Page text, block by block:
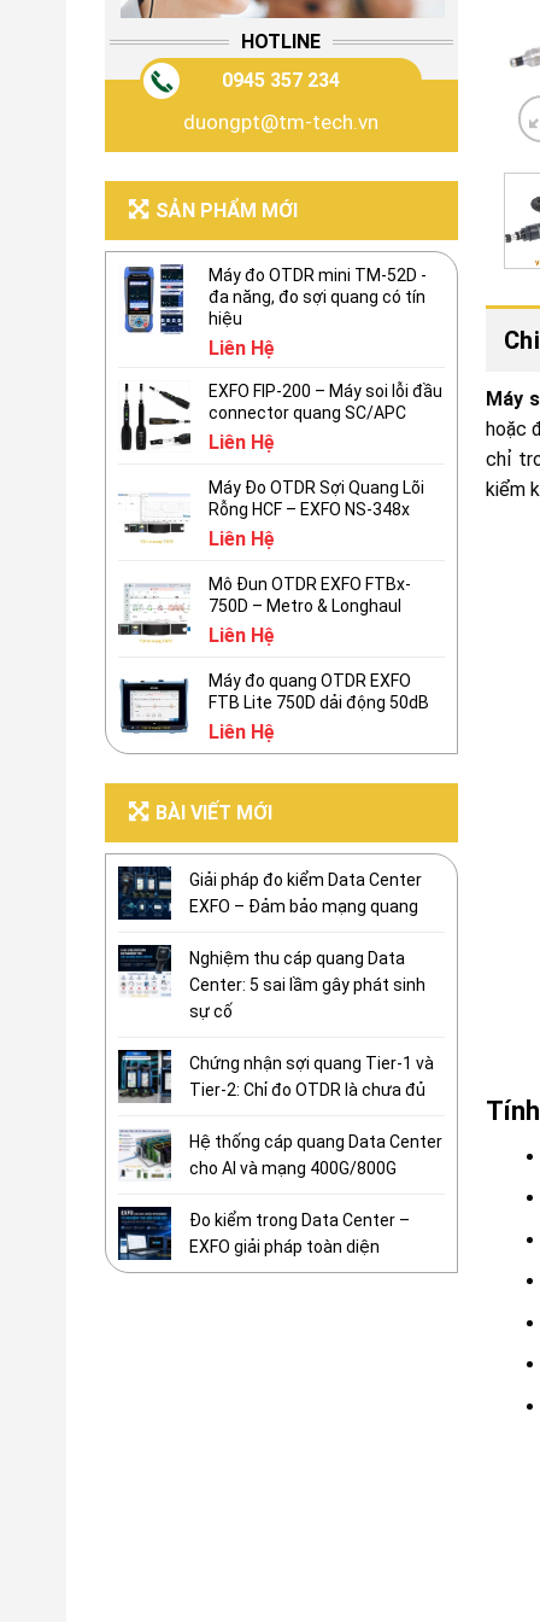
Máy
hoặc
chỉ
kiểm
HOTLINE
0945 357 234
duongpt@tm-tech.vn
SẢN PHẨM MỚI
Máy đo OTDR mini TM-52D -
đa năng, đo sợi quang có tín
hiệu
Liên Hệ
EXFO FIP-200 – Máy soi lỗi đầu
connector quang SC/APC
Liên Hệ
Máy Đo OTDR Sợi Quang Lõi
Rỗng HCF – EXFO NS-348x
Liên Hệ
Mô Đun OTDR EXFO FTBx-
750D – Metro & Longhaul
Liên Hệ
Máy đo quang OTDR EXFO
FTB Lite 750D dải động 50dB
Liên Hệ
BÀI VIẾT MỚI
Giải pháp đo kiểm Data Center
EXFO – Đảm bảo mạng quang
Nghiệm thu cáp quang Data
Center: 5 sai lầm gây phát sinh
sự cố
Chứng nhận sợi quang Tier-1 và
Tier-2: Chỉ đo OTDR là chưa đủ
Hệ thống cáp quang Data Center
cho AI và mạng 400G/800G
Đo kiểm trong Data Center –
EXFO giải pháp toàn diện